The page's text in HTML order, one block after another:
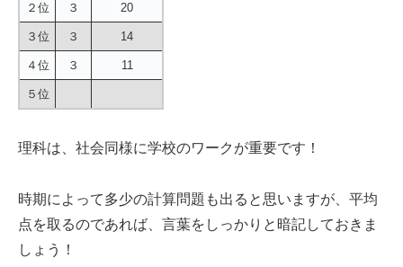
２位 ３ 20
３位 ３ 14
４位 ３ 11
５位
理科は、社会同様に学校のワークが重要です！
時期によって多少の計算問題も出ると思いますが、平均
点を取るのであれば、言葉をしっかりと暗記しておきま
しょう！